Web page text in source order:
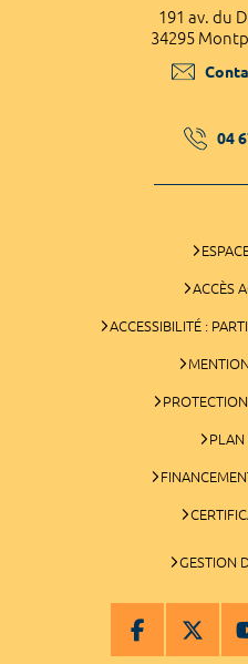
191 av. du
34295
04
ACCÈS
ACCESSIBILITÉ :
PLAN
GESTION